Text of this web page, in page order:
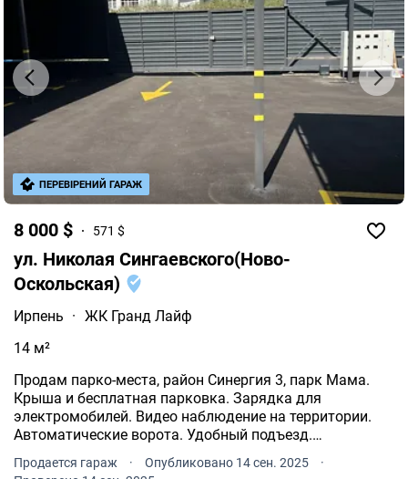
8 000 $ 571 $
ул. Николая Сингаевского(Ново-
Оскольская)
Ирпень · ЖК Гранд Лайф
14 м²
Продам парко-места, район Синергия 3, парк Мама.
Крыша и бесплатная парковка. Зарядка для
электромобилей. Видео наблюдение на территории.
Автоматические ворота. Удобный подъезд.
Асфальтированная дорога. Идеальный вариант как
для собственного пользования так и для инвестиции.
Продается гараж · Опубликовано 14 сен. 2025
·
ПЕРЕВІРЕНИЙ ГАРАЖ